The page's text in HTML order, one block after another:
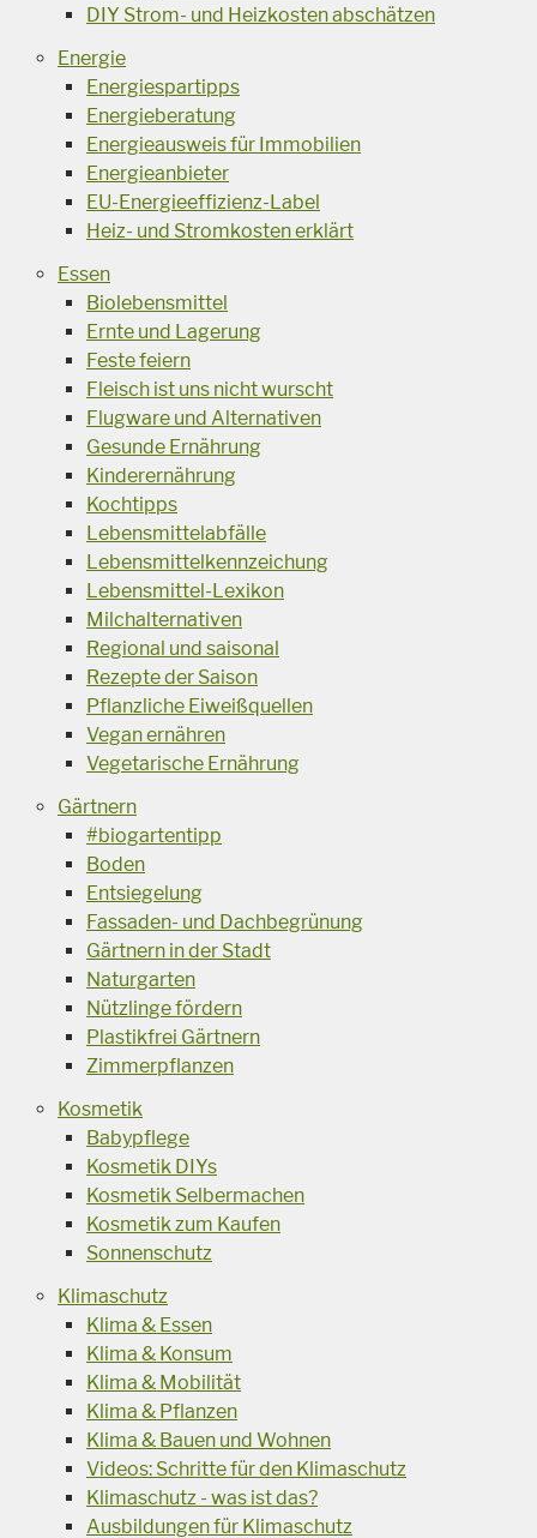
DIY Strom- und Heizkosten abschätzen
Energie
Energiespartipps
Energieberatung
Energieausweis für Immobilien
Energieanbieter
EU-Energieeffizienz-Label
Heiz- und Stromkosten erklärt
Essen
Biolebensmittel
Ernte und Lagerung
Feste feiern
Fleisch ist uns nicht wurscht
Flugware und Alternativen
Gesunde Ernährung
Kinderernährung
Kochtipps
Lebensmittelabfälle
Lebensmittelkennzeichung
Lebensmittel-Lexikon
Milchalternativen
Regional und saisonal
Rezepte der Saison
Pflanzliche Eiweißquellen
Vegan ernähren
Vegetarische Ernährung
Gärtnern
#biogartentipp
Boden
Entsiegelung
Fassaden- und Dachbegrünung
Gärtnern in der Stadt
Naturgarten
Nützlinge fördern
Plastikfrei Gärtnern
Zimmerpflanzen
Kosmetik
Babypflege
Kosmetik DIYs
Kosmetik Selbermachen
Kosmetik zum Kaufen
Sonnenschutz
Klimaschutz
Klima & Essen
Klima & Konsum
Klima & Mobilität
Klima & Pflanzen
Klima & Bauen und Wohnen
Videos: Schritte für den Klimaschutz
Klimaschutz - was ist das?
Ausbildungen für Klimaschutz